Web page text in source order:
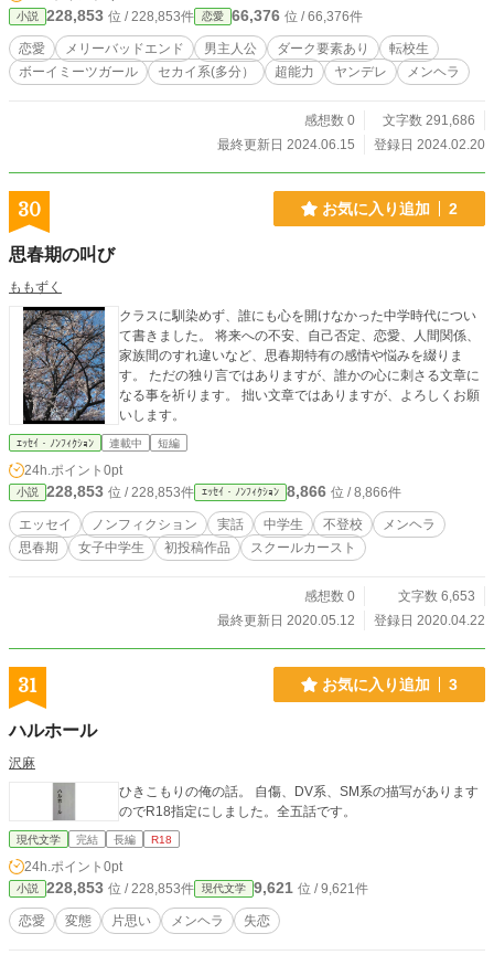
くれたのは君だけ」 「このキスはお礼だよ、今度はもっと深いのをしよう
ね」 「この不自然に切れた私の髪を見るたびに私の味を思い出して」 「大
丈夫、あんな鳥もどき君の敵じゃないよ」 「大好きだよ、アキラ」 髪の毛
入りオムライス、薬品みたいな味がする白いクッキー、鳥の怪異にきな臭い超能
良は自分のコンプレックスを解消し、彼女が抱えている思いを紐解いてゆく。
「大丈夫、絶対に見捨てない。きっと俺も似たような思いを抱えていたから」
かす、最高に過激でイカれてる恋愛物語である。 ※完結までのストックがあり
ます
小説 228,853 位 / 228,853件 恋愛 66,376 位 / 66,376件
恋愛 メリーバッドエンド 男主人公 ダーク要素あり
転校生
ボーイミーツガール
セカイ系(多分） 超能力 ヤンデレ メンヘラ
感想数 0
文字数 291,686
最終更新日 2024.06.15
登録日 2024.02.20
30 お気に入り追加 2
思春期の叫び
ももずく
クラスに馴染めず、誰にも心を開けなかった中学時代につい
て書きました。 将来への不安、自己否定、恋愛、人間関係、
家族間のすれ違いなど、思春期特有の感情や悩みを綴りま
す。 ただの独り言ではありますが、誰かの心に刺さる文章に
なる事を祈ります。 拙い文章ではありますが、よろしくお願
いします。
ｴｯｾｲ・ﾉﾝﾌｨｸｼｮﾝ 連載中 短編
24h.ポイント 0pt
小説 228,853 位 / 228,853件 ｴｯｾｲ・ﾉﾝﾌｨｸｼｮﾝ 8,866 位 / 8,866件
エッセイ ノンフィクション 実話 中学生 不登校
メンヘラ
思春期
女子中学生 初投稿作品 スクールカースト
感想数 0
文字数 6,653
最終更新日 2020.05.12
登録日 2020.04.22
31 お気に入り追加 3
ハルホール
沢麻
ひきこもりの俺の話。 自傷、DV系、SM系の描写があります
のでR18指定にしました。全五話です。
現代文学 完結 長編 R18
24h.ポイント 0pt
小説 228,853 位 / 228,853件 現代文学 9,621 位 / 9,621件
恋愛 変態 片思い メンヘラ 失恋